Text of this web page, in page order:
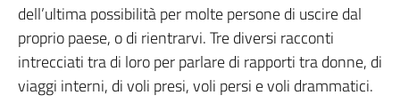
dell’ultima possibilità per molte persone di uscire dal
proprio paese, o di rientrarvi. Tre diversi racconti
intrecciati tra di loro per parlare di rapporti tra donne, di
viaggi interni, di voli presi, voli persi e voli drammatici.